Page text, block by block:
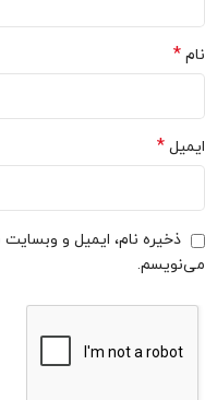
نام *
ایمیل *
ذخیره نام، ایمیل و
می‌نویسم.